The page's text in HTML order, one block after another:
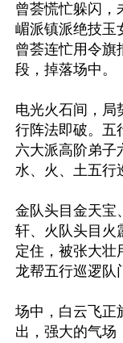
曾荟慌忙躲闪，
嵋派镇派绝技玉
曾荟连忙用令旗
段，掉落场中。
电光火石间，局
行阵法即破。五
六大派高阶弟子
水、火、土五行
金队头目金天宝
轩、火队头目火
定住，被张大壮
龙帮五行巡逻队
场中，白云飞正
出，强大的气场